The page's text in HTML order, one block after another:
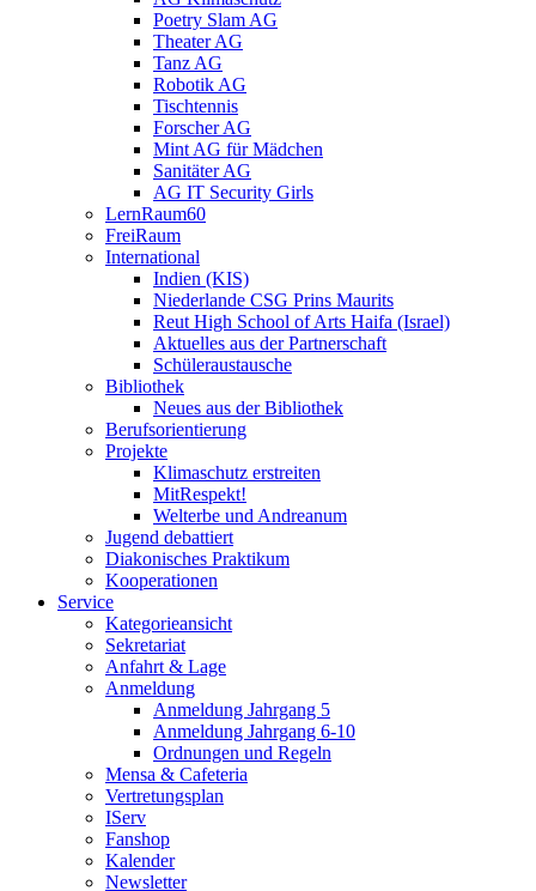
Poetry Slam AG
Theater AG
Tanz AG
Robotik AG
Tischtennis
Forscher AG
Mint AG für Mädchen
Sanitäter AG
AG IT Security Girls
LernRaum60
FreiRaum
International
Indien (KIS)
Niederlande CSG Prins Maurits
Reut High School of Arts Haifa (Israel)
Aktuelles aus der Partnerschaft
Schüleraustausche
Bibliothek
Neues aus der Bibliothek
Berufsorientierung
Projekte
Klimaschutz erstreiten
MitRespekt!
Welterbe und Andreanum
Jugend debattiert
Diakonisches Praktikum
Kooperationen
Service
Kategorieansicht
Sekretariat
Anfahrt & Lage
Anmeldung
Anmeldung Jahrgang 5
Anmeldung Jahrgang 6-10
Ordnungen und Regeln
Mensa & Cafeteria
Vertretungsplan
IServ
Fanshop
Kalender
Newsletter